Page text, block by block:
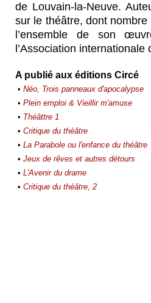
de Louvain-la-Neuve.
sur le théâtre, dont
l’ensemble de son
l’Association
A publié aux éditions Circé
• Néo, Trois panneaux d'apocalypse
• Plein emploi & Vieillir m'amuse
• Théâttre 1
• Critique du théâtre
• La Parabole ou l'enfance du théâtre
• Jeux de rêves et autres détours
• L'Avenir du drame
• Critique du théâtre, 2